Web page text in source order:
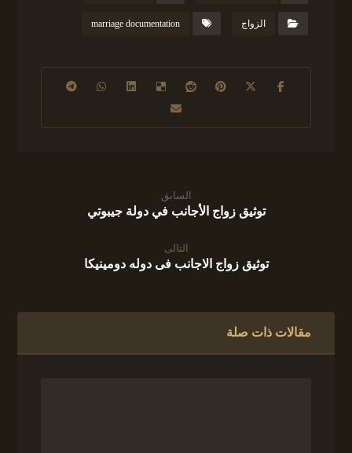
الزواج marriage documentation
السابق
توثيق زواج الأجانب في دولة جيبوتي
التالى
توثيق زواج الاجانب فى دوله دومينيكا
مقالات ذات صلة